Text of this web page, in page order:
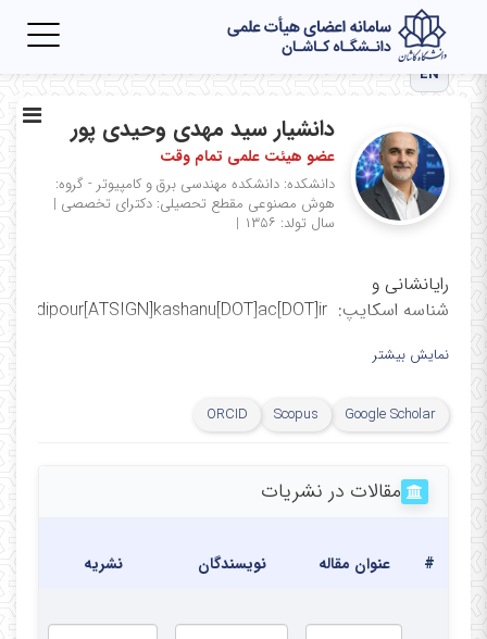
EN
دانشیار سید مهدی وحیدی پور
عضو هیئت علمی تمام وقت
دانشکده: دانشکده مهندسی برق و کامپیوتر - گروه:
هوش مصنوعی مقطع تحصیلی: دکترای تخصصی |
سال تولد: ۱۳۵۶
|
رایانشانی و
شناسه اسکایپ: vahidipour[ATSIGN]kashanu[DOT]ac[DOT]ir
شناسه تلگرام و واتساپ: [ATSIGN]Mvahidipour
ORCID Scopus ResearchGate |
DBLP
نمایش بیشتر
Google Scholar
Scopus
ORCID
مقالات در نشریات
# عنوان مقاله نویسندگان نشریه